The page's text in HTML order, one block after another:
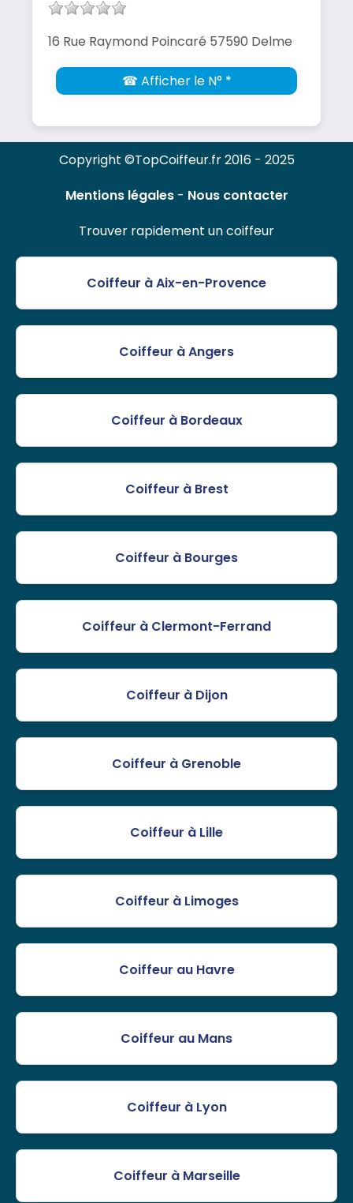
16 Rue Raymond Poincaré 57590 Delme
☎ Afficher le N° *
Copyright ©TopCoiffeur.fr 2016 - 2025
Mentions légales- Nous contacter
Trouver rapidement un coiffeur
Coiffeur à Aix-en-Provence
Coiffeur à Angers
Coiffeur à Bordeaux
Coiffeur à Brest
Coiffeur à Bourges
Coiffeur à Clermont-Ferrand
Coiffeur à Dijon
Coiffeur à Grenoble
Coiffeur à Lille
Coiffeur à Limoges
Coiffeur au Havre
Coiffeur au Mans
Coiffeur à Lyon
Coiffeur à Marseille